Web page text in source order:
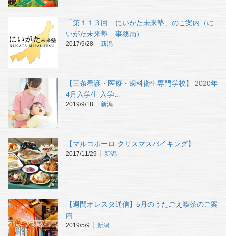
「第１１３回 にいがた未来塾」のご案内（に
いがた未来塾 事務局）…
2017/9/28 新潟
【三条看護・医療・歯科衛生専門学校】 2020年
4月入学生 入学…
2019/9/18 新潟
【マルコポーロ クリスマスバイキング】
2017/11/29 新潟
【週間オレスタ通信】5月のうたごえ喫茶のご案
内
2019/5/9 新潟